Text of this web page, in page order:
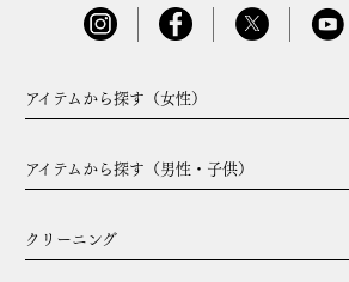
アイテムから探す（女性）
アイテムから探す（男性・子供）
クリーニング